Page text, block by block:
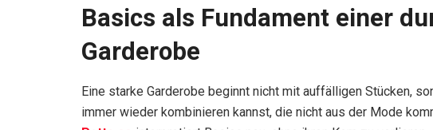
Basics als Fundament einer
Garderobe
Eine starke Garderobe beginnt nicht mit auffälligen Stücken,
immer wieder kombinieren kannst, die nicht aus der Mode